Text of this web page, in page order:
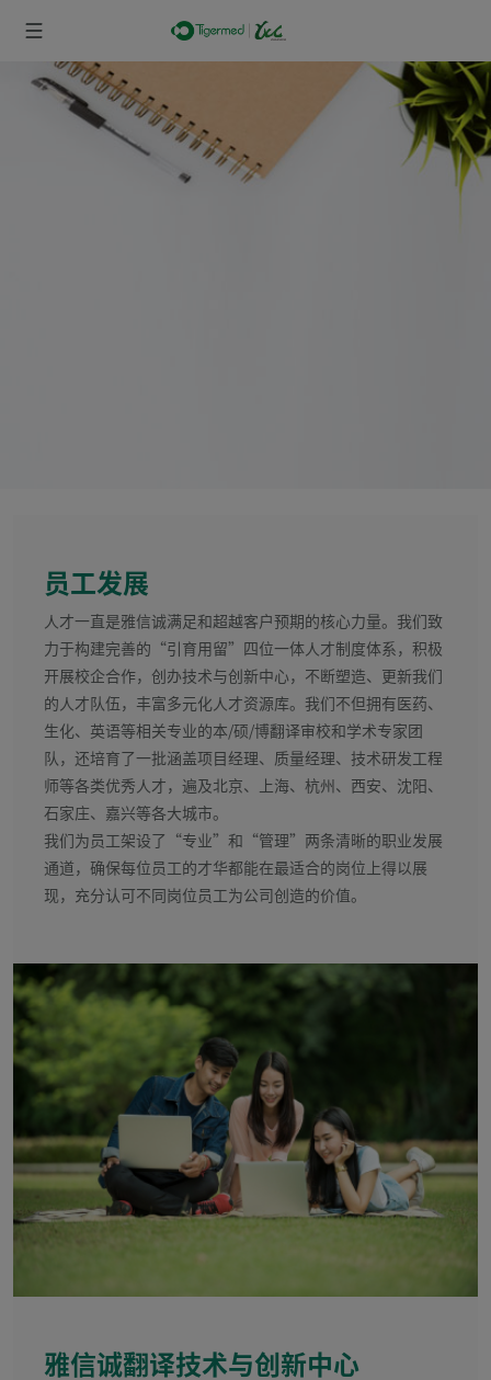
员工发展
人才一直是雅信诚满足和超越客户预期的核心力量。我们致
力于构建完善的“引育用留”四位一体人才制度体系，积极
开展校企合作，创办技术与创新中心，不断塑造、更新我们
的人才队伍，丰富多元化人才资源库。我们不但拥有医药、
生化、英语等相关专业的本/硕/博翻译审校和学术专家团
队，还培育了一批涵盖项目经理、质量经理、技术研发工程
师等各类优秀人才，遍及北京、上海、杭州、西安、沈阳、
石家庄、嘉兴等各大城市。
我们为员工架设了“专业”和“管理”两条清晰的职业发展
通道，确保每位员工的才华都能在最适合的岗位上得以展
现，充分认可不同岗位员工为公司创造的价值。
雅信诚翻译技术与创新中心